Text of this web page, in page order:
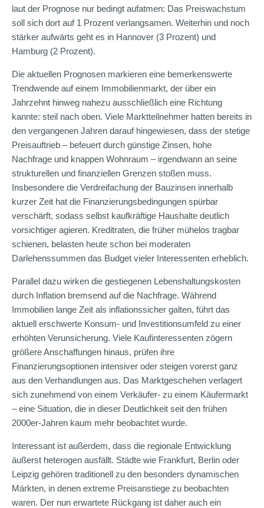
laut der Prognose nur bedingt aufatmen: Das Preiswachstum
soll sich dort auf 1 Prozent verlangsamen. Weiterhin und noch
stärker aufwärts geht es in Hannover (3 Prozent) und
Hamburg (2 Prozent).
Die aktuellen Prognosen markieren eine bemerkenswerte
Trendwende auf einem Immobilienmarkt, der über ein
Jahrzehnt hinweg nahezu ausschließlich eine Richtung
kannte: steil nach oben. Viele Marktteilnehmer hatten bereits in
den vergangenen Jahren darauf hingewiesen, dass der stetige
Preisauftrieb – befeuert durch günstige Zinsen, hohe
Nachfrage und knappen Wohnraum – irgendwann an seine
strukturellen und finanziellen Grenzen stoßen muss.
Insbesondere die Verdreifachung der Bauzinsen innerhalb
kurzer Zeit hat die Finanzierungsbedingungen spürbar
verschärft, sodass selbst kaufkräftige Haushalte deutlich
vorsichtiger agieren. Kreditraten, die früher mühelos tragbar
schienen, belasten heute schon bei moderaten
Darlehenssummen das Budget vieler Interessenten erheblich.
Parallel dazu wirken die gestiegenen Lebenshaltungskosten
durch Inflation bremsend auf die Nachfrage. Während
Immobilien lange Zeit als inflationssicher galten, führt das
aktuell erschwerte Konsum- und Investitionsumfeld zu einer
erhöhten Verunsicherung. Viele Kaufinteressenten zögern
größere Anschaffungen hinaus, prüfen ihre
Finanzierungsoptionen intensiver oder steigen vorerst ganz
aus den Verhandlungen aus. Das Marktgeschehen verlagert
sich zunehmend von einem Verkäufer- zu einem Käufermarkt
– eine Situation, die in dieser Deutlichkeit seit den frühen
2000er-Jahren kaum mehr beobachtet wurde.
Interessant ist außerdem, dass die regionale Entwicklung
äußerst heterogen ausfällt. Städte wie Frankfurt, Berlin oder
Leipzig gehören traditionell zu den besonders dynamischen
Märkten, in denen extreme Preisanstiege zu beobachten
waren. Der nun erwartete Rückgang ist daher auch ein